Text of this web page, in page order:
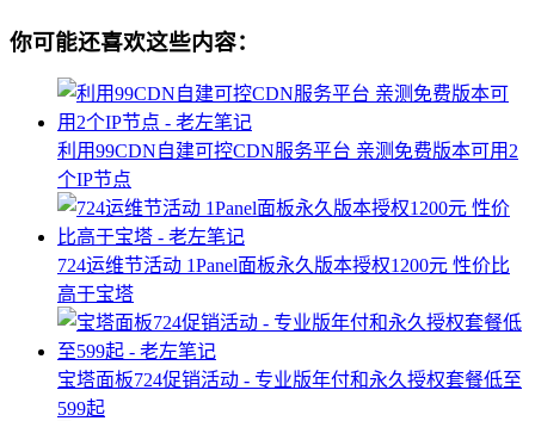
你可能还喜欢这些内容：
利用99CDN自建可控CDN服务平台 亲测免费版本可用2
个IP节点
724运维节活动 1Panel面板永久版本授权1200元 性价比
高于宝塔
宝塔面板724促销活动 - 专业版年付和永久授权套餐低至
599起